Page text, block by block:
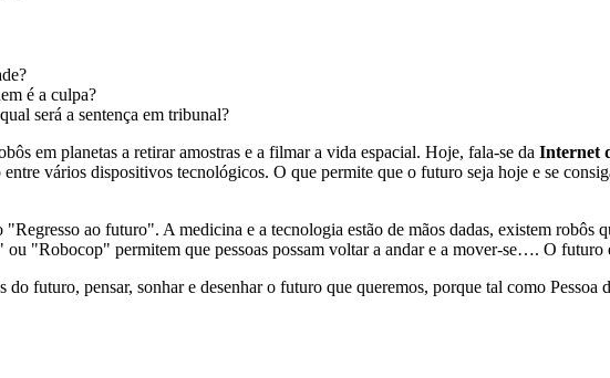
é a culpa?
será a sentença em tribunal?
em planetas a retirar amostras e a filmar a vida espacial. Hoje, fala-se da Internet
vários dispositivos tecnológicos. O que permite que o futuro seja hoje e se
ao futuro". A medicina e a tecnologia estão de mãos dadas, existem robôs
"Robocop" permitem que pessoas possam voltar a andar e a mover-se…. O futuro
futuro, pensar, sonhar e desenhar o futuro que queremos, porque tal como Pessoa